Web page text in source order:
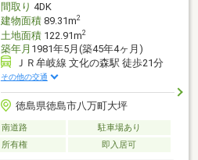
間取り 4DK
建物面積89.31m2
土地面積122.91m2
築年月 1981年5月(築45年4ヶ月)
ＪＲ牟岐線 文化の森駅 徒歩21分
その他の交通
徳島県徳島市八万町大坪
南道路
駐車場あり
所有権 即入居可